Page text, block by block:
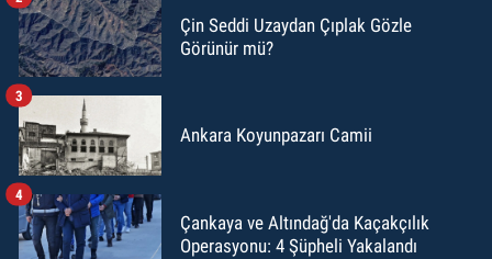
Çin Seddi Uzaydan Çıplak Gözle
Görünür mü?
Ankara Koyunpazarı Camii
3
Çankaya ve Altındağ'da Kaçakçılık
Operasyonu: 4 Şüpheli Yakalandı
4